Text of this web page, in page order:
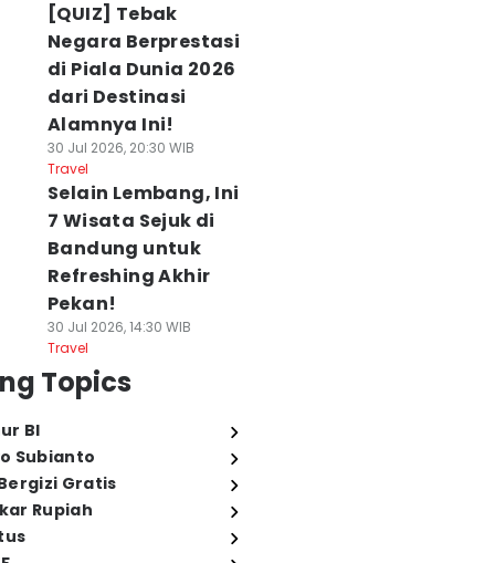
[QUIZ] Tebak
Negara Berprestasi
di Piala Dunia 2026
dari Destinasi
Alamnya Ini!
30 Jul 2026, 20:30 WIB
Travel
Selain Lembang, Ini
7 Wisata Sejuk di
Bandung untuk
Refreshing Akhir
Pekan!
30 Jul 2026, 14:30 WIB
Travel
Topics
BI
Subianto
Gratis
Rupiah